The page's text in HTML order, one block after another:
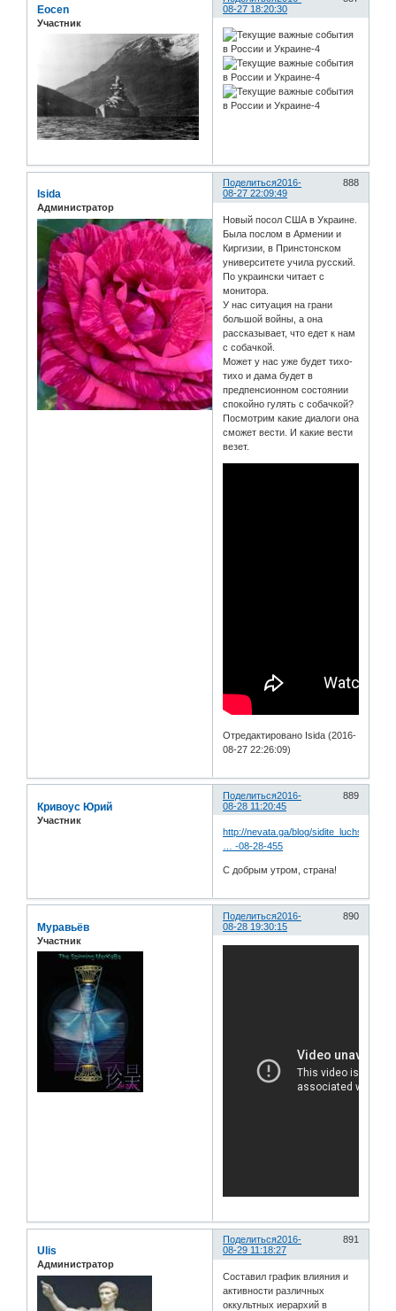
08-27 18:20:30
Eocen
Участник
Поделиться 888
2016-
08-27 22:09:49
Isida
Администратор
Новый посол США в Украине.
Была послом в Армении и
Киргизии, в Принстонском
университете учила русский.
По украински читает с
монитора.
У нас ситуация на грани
большой войны, а она
рассказывает, что едет к нам
с собачкой.
Может у нас уже будет тихо-
тихо и дама будет в
предпенсионном состоянии
спокойно гулять с собачкой?
Посмотрим какие диалоги она
сможет вести. И какие вести
везет.
Отредактировано Isida (2016-
08-27 22:26:09)
Поделиться 889
2016-
08-28 11:20:45
Кривоус Юрий
Участник
http://nevata.ga/blog/sidite_luchshe_do
… -08-28-455
С добрым утром, страна!
Поделиться 890
2016-
08-28 19:30:15
Муравьёв
Участник
Поделиться 891
2016-
08-29 11:18:27
Ulis
Администратор
Составил график влияния и
активности различных
оккультных иерархий в